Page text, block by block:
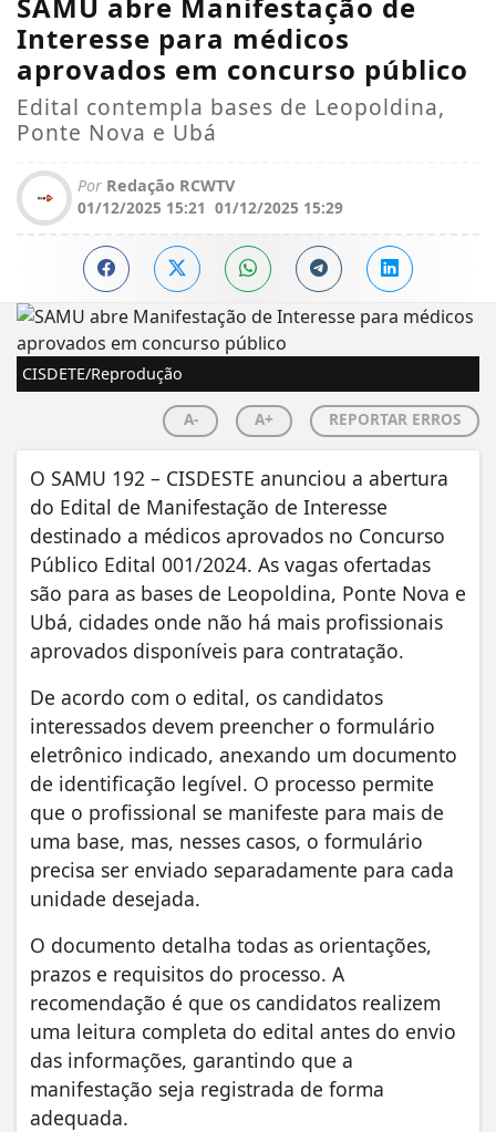
Interesse para médicos
aprovados em concurso público
Edital contempla bases de Leopoldina,
Ponte Nova e Ubá
Por Redação RCWTV
01/12/2025 15:21 01/12/2025 15:29
CISDETE/Reprodução
A- A+ REPORTAR ERROS
O SAMU 192 – CISDESTE anunciou a abertura
do Edital de Manifestação de Interesse
destinado a médicos aprovados no Concurso
Público Edital 001/2024. As vagas ofertadas
são para as bases de Leopoldina, Ponte Nova e
Ubá, cidades onde não há mais profissionais
aprovados disponíveis para contratação.
De acordo com o edital, os candidatos
interessados devem preencher o formulário
eletrônico indicado, anexando um documento
de identificação legível. O processo permite
que o profissional se manifeste para mais de
uma base, mas, nesses casos, o formulário
precisa ser enviado separadamente para cada
unidade desejada.
O documento detalha todas as orientações,
prazos e requisitos do processo. A
recomendação é que os candidatos realizem
uma leitura completa do edital antes do envio
das informações, garantindo que a
manifestação seja registrada de forma
adequada.